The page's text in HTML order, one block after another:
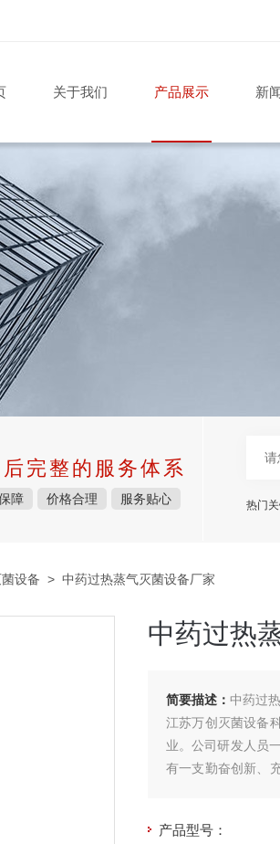
关于我们 产品展示 新
完整的服务体系
障 价格合理 服务贴心 热门关
设备 > 中药过热蒸气灭菌设备厂家
中药过热
简要描述： 中药过
江苏万创灭菌设备
业。公司研发人员
有一支勤奋创新、
产品型号：